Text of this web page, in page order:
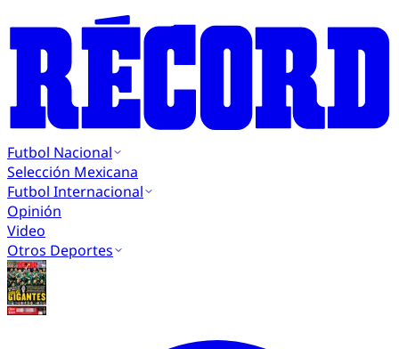
Futbol Nacional
Selección Mexicana
Futbol Internacional
Opinión
Video
Otros Deportes